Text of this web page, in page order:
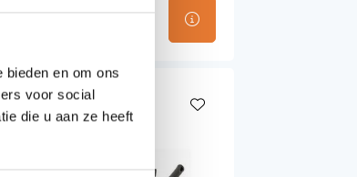
en om ons
voor social
die u aan ze heeft
€2.420,00
31%
korting